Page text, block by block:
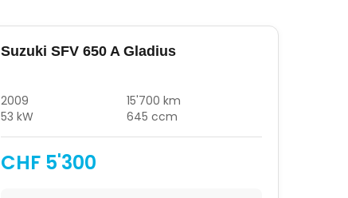
Suzuki SFV 650 A Gladius
2009
15'700 km
53 kW
645 ccm
CHF 5'300